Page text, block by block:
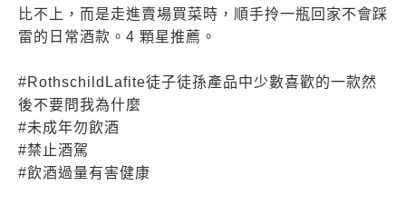
比不上，而是走進賣場買菜時，順手拎一瓶回家不會踩
雷的日常酒款。4 顆星推薦。
#RothschildLafite徒子徒孫產品中少數喜歡的一款然
後不要問我為什麼
#未成年勿飲酒
#禁止酒駕
#飲酒過量有害健康